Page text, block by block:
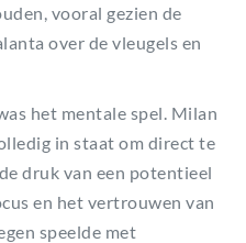
vooral gezien de
over de vleugels en
het mentale spel. Milan
in staat om direct te
druk van een potentieel
en het vertrouwen van
speelde met